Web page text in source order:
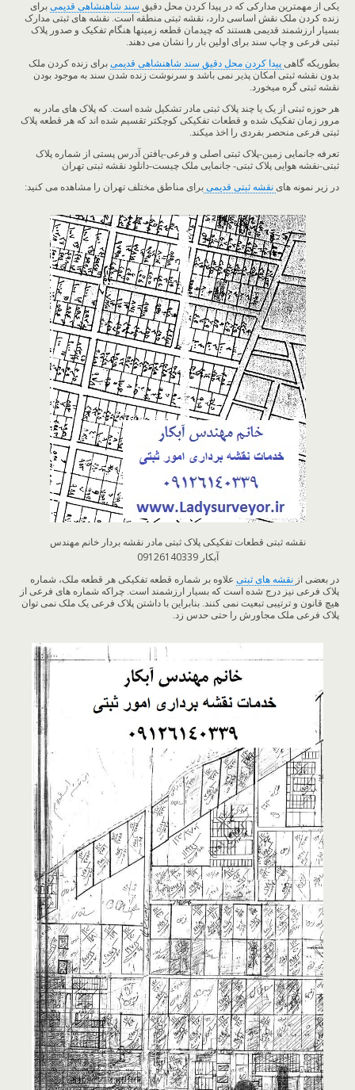
یکی از مهمترین مدارکی که در پیدا کردن محل دقیق سند شاهنشاهی قدیمی برای
زنده کردن ملک نقش اساسی دارد، نقشه ثبتی منطقه است. نقشه های ثبتی مدارک
بسیار ارزشمند قدیمی هستند که چیدمان قطعه زمینها هنگام تفکیک و صدور پلاک
ثبتی فرعی و چاپ سند برای اولین بار را نشان می دهند.
بطوریکه گاهی پیدا کردن محل دقیق سند شاهنشاهی قدیمی برای زنده کردن ملک
بدون نقشه ثبتی امکان پذیر نمی باشد و سرنوشت زنده شدن سند به موجود بودن
نقشه ثبتی گره میخورد.
هر حوزه ثبتی از یک یا چند پلاک ثبتی مادر تشکیل شده است. که پلاک های مادر به
مرور زمان تفکیک شده و قطعات تفکیکی کوچکتر تقسیم شده اند که هر قطعه پلاک
ثبتی فرعی منحصر بفردی را اخذ میکند.
تعرفه جانمایی زمین-پلاک ثبتی اصلی و فرعی-یافتن آدرس پستی از شماره پلاک
ثبتی-نقشه هوایی پلاک ثبتی- جانمایی ملک چیست-دانلود نقشه ثبتی تهران
در زیر نمونه های نقشه ثبتی قدیمی برای مناطق مختلف تهران را مشاهده می کنید:
نقشه ثبتی قطعات تفکیکی پلاک ثبتی مادر نقشه بردار خانم مهندس
آبکار 09126140339
در بعضی از نقشه های ثبتی علاوه بر شماره قطعه تفکیکی هر قطعه ملک، شماره
پلاک فرعی نیز درج شده است که بسیار ارزشمند است. چراکه شماره های فرعی از
هیچ قانون و ترتیبی تبعیت نمی کنند. بنابراین با داشتن پلاک فرعی یک ملک نمی توان
پلاک فرعی ملک مجاورش را حتی حدس زد.